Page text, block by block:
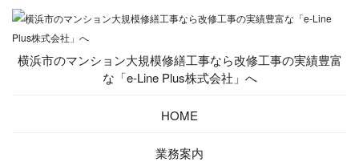
横浜市のマンション大規模修繕工事なら改修工事の実績豊富
な「e-Line Plus株式会社」へ
HOME
業務案内